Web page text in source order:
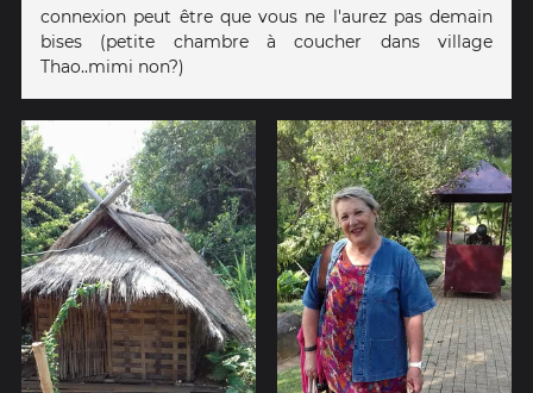
connexion peut être que vous ne l'aurez pas demain
bises (petite chambre à coucher dans village
Thao..mimi non?)